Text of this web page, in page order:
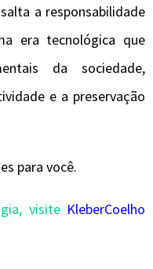
a responsabilidade
era tecnológica que
da sociedade,
e a preservação
para você.
visite KleberCoelho